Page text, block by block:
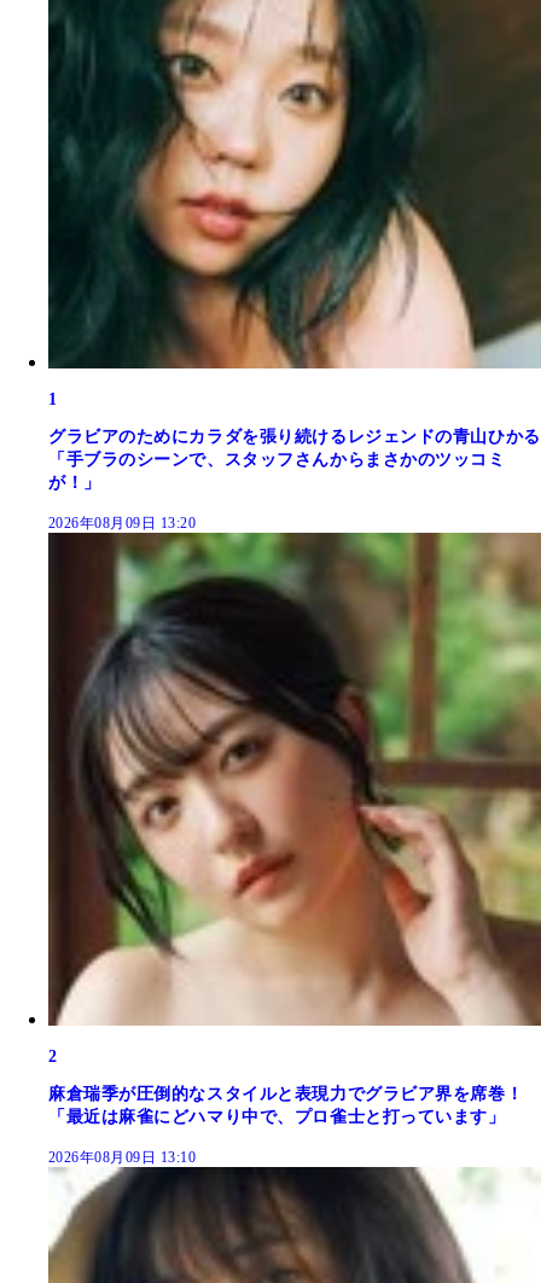
1
グラビアのためにカラダを張り続けるレジェンドの青山ひかる
「手ブラのシーンで、スタッフさんからまさかのツッコミ
が！」
2026年08月09日 13:20
2
麻倉瑞季が圧倒的なスタイルと表現力でグラビア界を席巻！
「最近は麻雀にどハマり中で、プロ雀士と打っています」
2026年08月09日 13:10